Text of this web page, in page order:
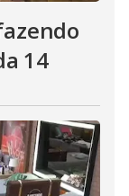
14